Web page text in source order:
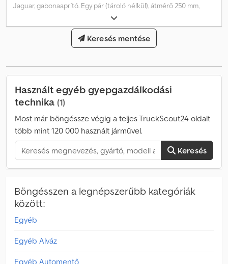
Jaguar, gabonaaprító. Egy pár (tároló nélkül), átmérő 250 mm,
110/145 fog, tárolási hely: 17094 Pragsdorf. Dkjdpozdg Eaofx Amisr
Keresés mentése
Használt egyéb gyepgazdálkodási
technika (1)
Most már böngéssze végig a teljes TruckScout24 oldalt
több mint 120 000 használt járművel.
Keresés
Böngésszen a legnépszerűbb kategóriák
között:
Egyéb
Egyéb Alváz
Egyéb Automentő